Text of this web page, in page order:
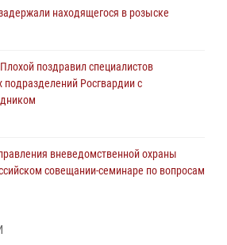
находящегося в розыске
поздравил специалистов
Росгвардии с
вневедомственной охраны
совещании-семинаре по вопросам